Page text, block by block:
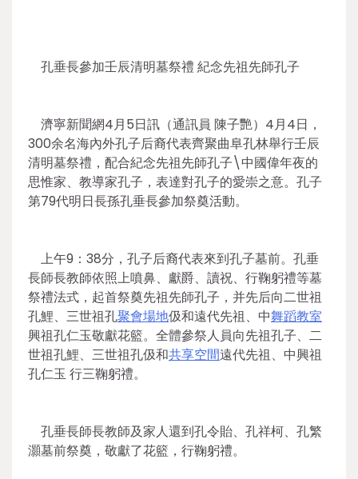
孔垂長參加壬辰清明墓祭禮 紀念先祖先師孔子
濟寧新聞網4月5日訊（通訊員 陳子艷）4月4日，
300余名海內外孔子后裔代表齊聚曲阜孔林舉行壬辰
清明墓祭禮，配合紀念先祖先師孔子\中國偉年夜的
思惟家、教導家孔子，表達對孔子的愛崇之意。孔子
第79代明日長孫孔垂長參加祭奠活動。
上午9：38分，孔子后裔代表來到孔子墓前。孔垂
長師長教師依照上噴鼻、獻爵、讀祝、行鞠躬禮等墓
祭禮法式，起首祭奠先祖先師孔子，并先后向二世祖
孔鯉、三世祖孔聚會場地伋和遠代先祖、中舞蹈教室
興祖孔仁玉敬獻花籃。全體參祭人員向先祖孔子、二
世祖孔鯉、三世祖孔伋和共享空間遠代先祖、中興祖
孔仁玉 行三鞠躬禮。
孔垂長師長教師及家人還到孔令貽、孔祥柯、孔繁
灝墓前祭奠，敬獻了花籃，行鞠躬禮。